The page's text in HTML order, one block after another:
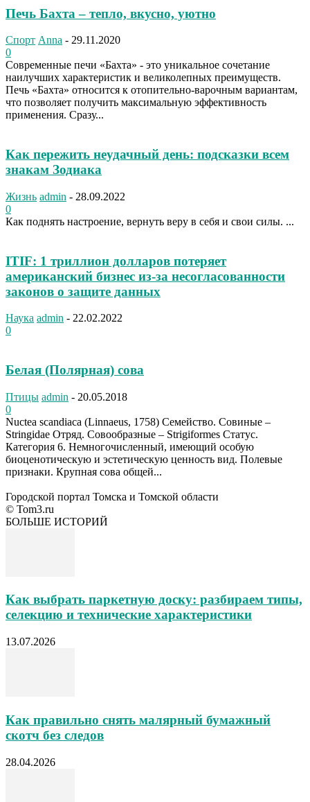
Печь Бахта – тепло, вкусно, уютно
Спорт Anna - 29.11.2020
0
Современные печи «Бахта» - это уникальное сочетание
наилучших характеристик и великолепных преимуществ.
Печь «Бахта» относится к отопительно-варочным вариантам,
что позволяет получить максимальную эффективность
применения. Сразу...
Как пережить неудачный день: подсказки всем
знакам Зодиака
Жизнь admin - 28.09.2022
0
Как поднять настроение, вернуть веру в себя и свои силы. ...
ITIF: 1 триллион долларов потеряет
американский бизнес из-за несогласованности
законов о защите данных
Наука admin - 22.02.2022
0
Белая (Полярная) сова
Птицы admin - 20.05.2018
0
Nuctea scandiaca (Linnaeus, 1758) Семейство. Совиные –
Stringidae Отряд. Совообразные – Strigiformes Статус.
Категория 6. Немногочисленный, имеющий особую
биоценотическую и эстетическую ценность вид. Полевые
признаки. Крупная сова общей...
Городской портал Томска и Томской области
© Tom3.ru
БОЛЬШЕ ИСТОРИЙ
Как выбрать паркетную доску: разбираем типы,
селекцию и технические характеристики
13.07.2026
Как правильно снять малярный бумажный
скотч без следов
28.04.2026